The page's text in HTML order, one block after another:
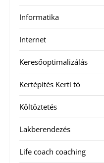
Informatika
Internet
Keresőoptimalizálás
Kertépítés Kerti tó
Költöztetés
Lakberendezés
Life coach coaching